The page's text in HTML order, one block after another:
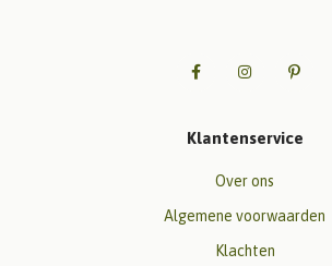
Klantenservice
Over ons
Algemene voorwaarden
Klachten